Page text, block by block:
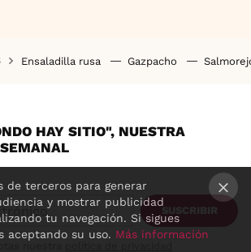
Ensaladilla rusa Gazpacho
HAY SITIO", NUESTRA
SUSCRIBIR×
de terceros para generar
y mostrar publicidad
tu navegación. Si sigues
aceptando su uso. Más información